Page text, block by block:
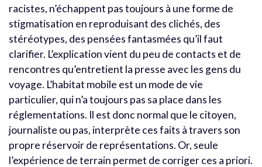
racistes, n’échappent pas toujours à une forme de
stigmatisation en reproduisant des clichés, des
stéréotypes, des pensées fantasmées qu’il faut
clarifier. L’explication vient du peu de contacts et de
rencontres qu’entretient la presse avec les gens du
voyage. L’habitat mobile est un mode de vie
particulier, qui n’a toujours pas sa place dans les
réglementations. Il est donc normal que le citoyen,
journaliste ou pas, interprète ces faits à travers son
propre réservoir de représentations. Or, seule
l’expérience de terrain permet de corriger ces a priori.